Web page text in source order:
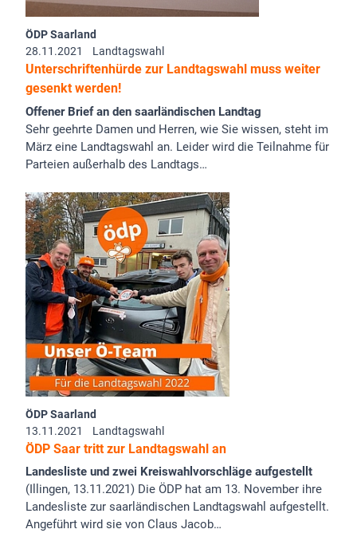
ÖDP Saarland
28.11.2021
Landtagswahl
Unterschriftenhürde zur Landtagswahl muss weiter
gesenkt werden!
Offener Brief an den saarländischen Landtag
Sehr geehrte Damen und Herren, wie Sie wissen, steht im
März eine Landtagswahl an. Leider wird die Teilnahme für
Parteien außerhalb des Landtags…
ÖDP Saarland
13.11.2021
Landtagswahl
ÖDP Saar tritt zur Landtagswahl an
Landesliste und zwei Kreiswahlvorschläge aufgestellt
(Illingen, 13.11.2021) Die ÖDP hat am 13. November ihre
Landesliste zur saarländischen Landtagswahl aufgestellt.
Angeführt wird sie von Claus Jacob…